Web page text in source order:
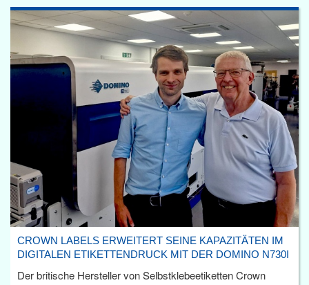
CROWN LABELS ERWEITERT SEINE KAPAZITÄTEN IM
DIGITALEN ETIKETTENDRUCK MIT DER DOMINO N730I
Der britische Hersteller von Selbstklebeetiketten Crown